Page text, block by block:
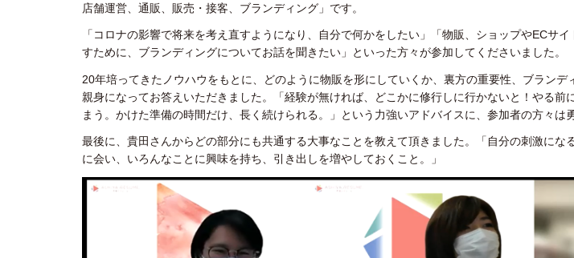
店舗運営、通販、販売・接客、ブランディング」です。
「コロナの影響で将来を考え直すようになり、自分で何かをしたい」「物販、ショップやECサ
すために、ブランディングについてお話を聞きたい」といった方々が参加してくださいました。
20年培ってきたノウハウをもとに、どのように物販を形にしていくか、裏方の重要性、ブランデ
親身になってお答えいただきました。「経験が無ければ、どこかに修行しに行かないと！やる前
まう。かけた準備の時間だけ、長く続けられる。」という力強いアドバイスに、参加者の方々は
最後に、貴田さんからどの部分にも共通する大事なことを教えて頂きました。「自分の刺激にな
に会い、いろんなことに興味を持ち、引き出しを増やしておくこと。」